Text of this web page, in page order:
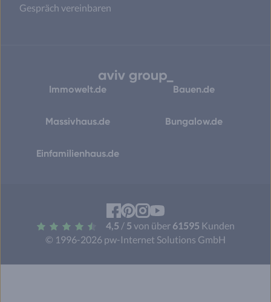
Gespräch vereinbaren
Immowelt.de Bauen.de
Massivhaus.de Bungalow.de
Einfamilienhaus.de
© 1996-2026 pw-Internet Solutions GmbH
4,5 / 5 von über 61595 Kunden
Facebook
Pinterest
Instagram